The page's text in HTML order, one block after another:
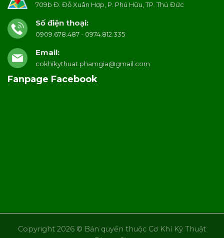
709b Đ. Đỗ Xuân Hợp, P. Phú Hữu, TP. Thủ Đức
Số điện thoại:
0909.678.487 - 0974.812.335
Email:
cokhikythuat.phamgia@gmail.com
Fanpage Facebook
Copyright 2026 © Bản quyền thuộc Cơ Khí Kỹ Thuật